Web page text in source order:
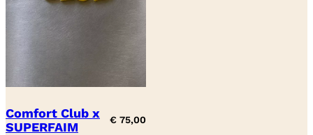
Comfort Club x
SUPERFAIM
€ 75,00